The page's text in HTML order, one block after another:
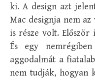
ki. A design azt
Mac designja nem
is része volt. Először
És egy
aggodalmát a
nem tudják, hogyan